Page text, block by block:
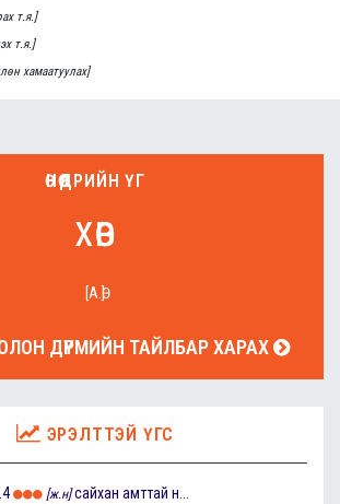
т.я.]
т.я.]
хамаатуулах]
ӨНӨӨДРИЙН ҮГ
хөв
[А.Ө]
ДҮРМИЙН ТАЙЛБАР ХАРАХ
ЭРЭЛТТЭЙ ҮГС
[ж.н] сайхан амттай н...